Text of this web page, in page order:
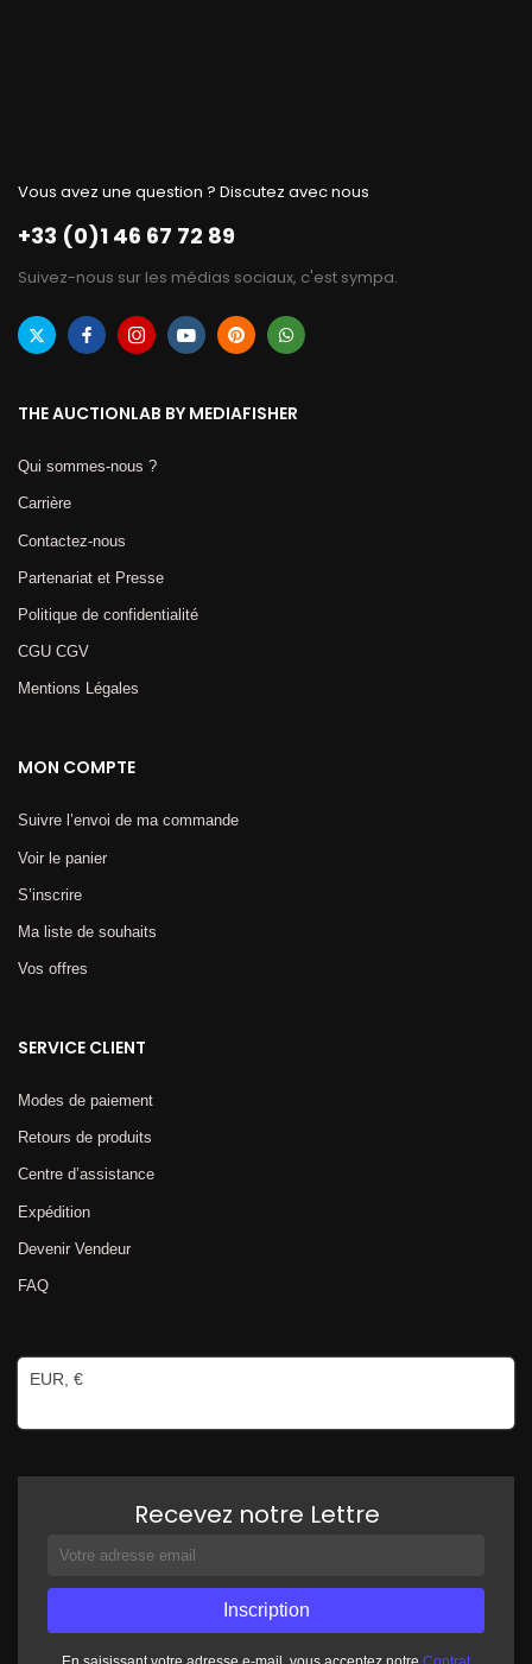
Vous avez une question ? Discutez avec nous
+33 (0)1 46 67 72 89
Suivez-nous sur les médias sociaux, c'est sympa.
THE AUCTIONLAB BY MEDIAFISHER
Qui sommes-nous ?
Carrière
Contactez-nous
Partenariat et Presse
Politique de confidentialité
CGU CGV
Mentions Légales​
MON COMPTE
Suivre l’envoi de ma commande
Voir le panier
S’inscrire
Ma liste de souhaits
Vos offres
SERVICE CLIENT
Modes de paiement
Retours de produits
Centre d’assistance
Expédition
Devenir Vendeur
FAQ
EUR, €
Recevez notre Lettre